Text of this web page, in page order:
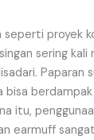
seperti proyek
sering kali
Paparan
bisa
itu,
earmuff